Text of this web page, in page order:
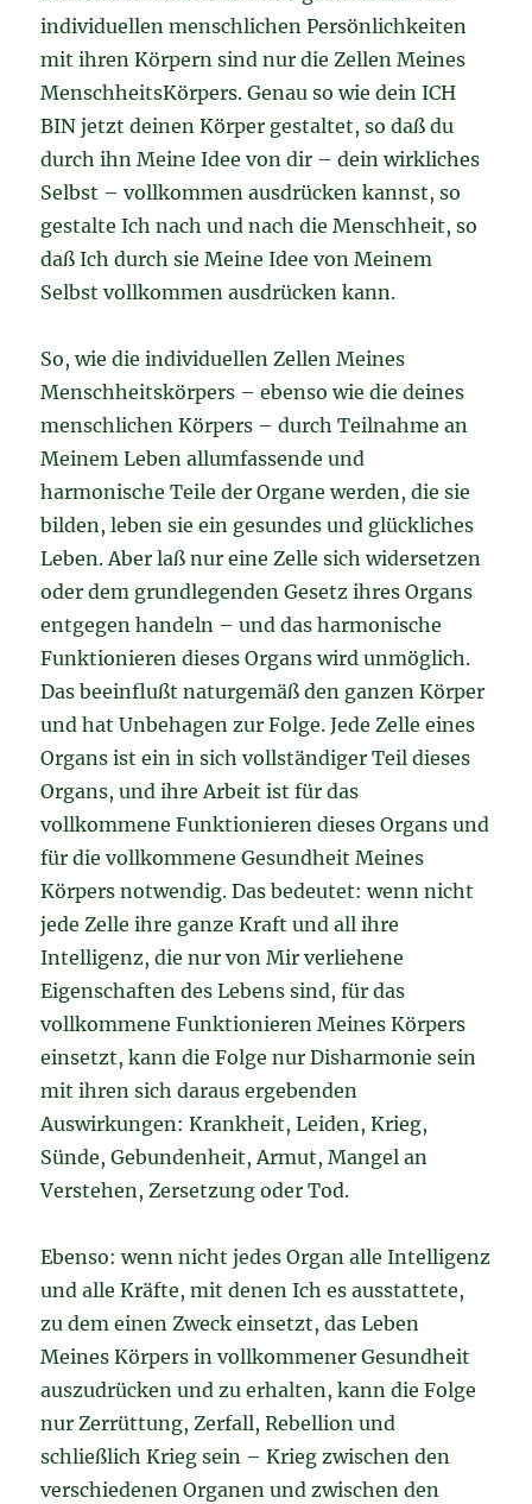
individuellen menschlichen Persönlichkeiten
mit ihren Körpern sind nur die Zellen Meines
MenschheitsKörpers. Genau so wie dein ICH
BIN jetzt deinen Körper gestaltet, so daß du
durch ihn Meine Idee von dir – dein wirkliches
Selbst – vollkommen ausdrücken kannst, so
gestalte Ich nach und nach die Menschheit, so
daß Ich durch sie Meine Idee von Meinem
Selbst vollkommen ausdrücken kann.
So, wie die individuellen Zellen Meines
Menschheitskörpers – ebenso wie die deines
menschlichen Körpers – durch Teilnahme an
Meinem Leben allumfassende und
harmonische Teile der Organe werden, die sie
bilden, leben sie ein gesundes und glückliches
Leben. Aber laß nur eine Zelle sich widersetzen
oder dem grundlegenden Gesetz ihres Organs
entgegen handeln – und das harmonische
Funktionieren dieses Organs wird unmöglich.
Das beeinflußt naturgemäß den ganzen Körper
und hat Unbehagen zur Folge. Jede Zelle eines
Organs ist ein in sich vollständiger Teil dieses
Organs, und ihre Arbeit ist für das
vollkommene Funktionieren dieses Organs und
für die vollkommene Gesundheit Meines
Körpers notwendig. Das bedeutet: wenn nicht
jede Zelle ihre ganze Kraft und all ihre
Intelligenz, die nur von Mir verliehene
Eigenschaften des Lebens sind, für das
vollkommene Funktionieren Meines Körpers
einsetzt, kann die Folge nur Disharmonie sein
mit ihren sich daraus ergebenden
Auswirkungen: Krankheit, Leiden, Krieg,
Sünde, Gebundenheit, Armut, Mangel an
Verstehen, Zersetzung oder Tod.
Ebenso: wenn nicht jedes Organ alle Intelligenz
und alle Kräfte, mit denen Ich es ausstattete,
zu dem einen Zweck einsetzt, das Leben
Meines Körpers in vollkommener Gesundheit
auszudrücken und zu erhalten, kann die Folge
nur Zerrüttung, Zerfall, Rebellion und
schließlich Krieg sein – Krieg zwischen den
verschiedenen Organen und zwischen den